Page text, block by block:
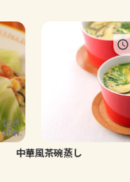
中華風茶碗蒸し